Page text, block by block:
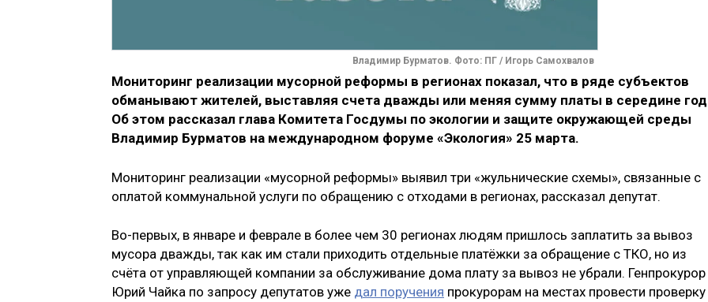
Владимир Бурматов. Фото: ПГ / Игорь Самохвалов
Мониторинг реализации мусорной реформы в регионах показал, что в ряде субъектов
обманывают жителей, выставляя счета дважды или меняя сумму платы в середине
Об этом рассказал глава Комитета Госдумы по экологии и защите окружающей среды
Владимир Бурматов на международном форуме «Экология» 25 марта.
Мониторинг реализации «мусорной реформы» выявил три «жульнические схемы», связанные с
оплатой коммунальной услуги по обращению с отходами в регионах, рассказал депутат.
Во-первых, в январе и феврале в более чем 30 регионах людям пришлось заплатить за вывоз
мусора дважды, так как им стали приходить отдельные платёжки за обращение с ТКО, но из
счёта от управляющей компании за обслуживание дома плату за вывоз не убрали. Генпрокурор
Юрий Чайка по запросу депутатов уже дал поручения прокурорам на местах провести проверку